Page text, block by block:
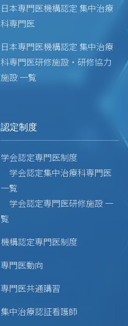
日本専門医機構認定 集中治療
科専門医
日本専門医機構認定 集中治療
科専門医研修施設・研修協力
施設 一覧
認定制度
学会認定専門医制度
学会認定集中治療科専門医
一覧
学会認定専門医研修施設 一
覧
機構認定専門医制度
専門医動向
専門医共通講習
集中治療認証看護師